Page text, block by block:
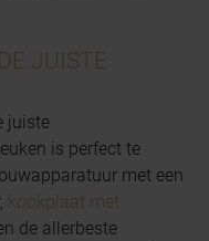
JUISTE
juiste
is perfect te
met een
kookplaat met
de allerbeste